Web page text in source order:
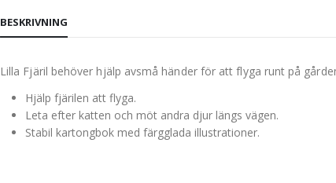
BESKRIVNING
Lilla Fjäril behöver hjälp avsmå händer för att flyga runt på
Hjälp fjärilen att flyga.
Leta efter katten och möt andra djur längs vägen.
Stabil kartongbok med färgglada illustrationer.